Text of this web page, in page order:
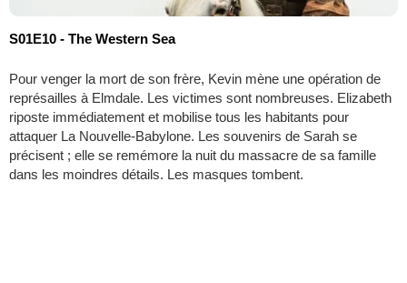
S01E10 - The Western Sea
Pour venger la mort de son frère, Kevin mène une opération de
représailles à Elmdale. Les victimes sont nombreuses. Elizabeth
riposte immédiatement et mobilise tous les habitants pour
attaquer La Nouvelle-Babylone. Les souvenirs de Sarah se
précisent ; elle se remémore la nuit du massacre de sa famille
dans les moindres détails. Les masques tombent.